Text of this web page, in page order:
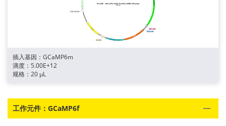
插入基因：GCaMP6m
滴度：5.00E+12
规格：20 μL
工作元件：GCaMP6f